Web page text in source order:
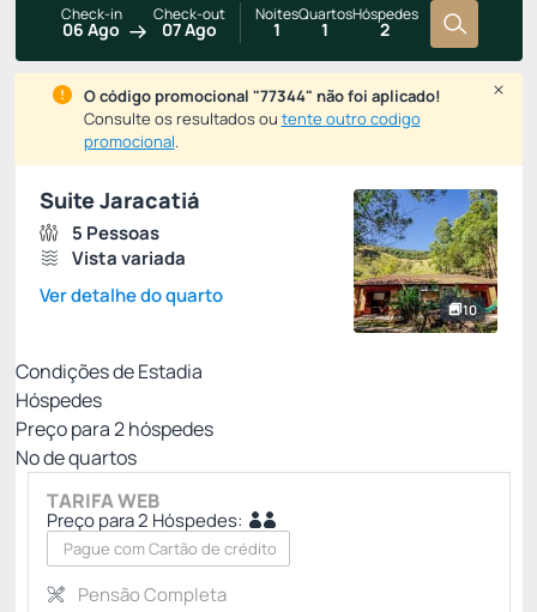
Check-in
06 Ago
Check-out
07 Ago
Noites
1
Quartos
1
Hóspedes
2
O código promocional "77344" não foi aplicado!
Consulte os resultados ou tente outro codigo
promocional.
10
Suite Jaracatiá
5 Pessoas
Vista variada
Ver detalhe do quarto
Condições de Estadia
Hóspedes
Preço para2hóspedes
Nº de quartos
TARIFA WEB
Preço para 2 Hóspedes:
Pague com Cartão de crédito
Pensão Completa